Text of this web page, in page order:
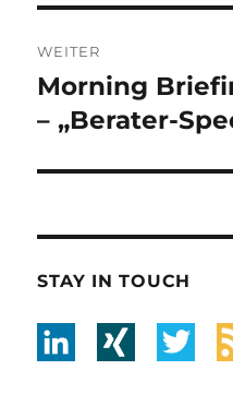
WEITER
Nächster
Beitrag:
Morning
– „Berater-
STAY IN TOUCH